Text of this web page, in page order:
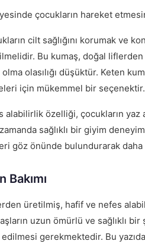
çocukların hareket
cilt sağlığını korumak ve
Bu kumaş, doğal
olasılığı düşüktür. Keten
için mükemmel bir seçenektir.
alabilirlik özelliği, çocukların yaz
sağlıklı bir giyim
göz önünde bulundurarak
Bakımı
üretilmiş, hafif ve nefes
uzun ömürlü ve sağlıklı
gerekmektedir. Bu